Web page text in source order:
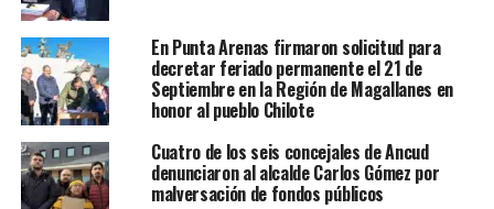
En Punta Arenas firmaron solicitud para
decretar feriado permanente el 21 de
Septiembre en la Región de Magallanes en
honor al pueblo Chilote
Cuatro de los seis concejales de Ancud
denunciaron al alcalde Carlos Gómez por
malversación de fondos públicos